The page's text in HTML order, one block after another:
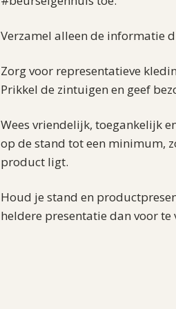
Verzamel alleen de informatie
Zorg voor representatieve
Prikkel de zintuigen en geef
Wees vriendelijk, toegankelijk
op de stand tot een minimum,
product ligt.
Houd je stand en
heldere presentatie dan voor